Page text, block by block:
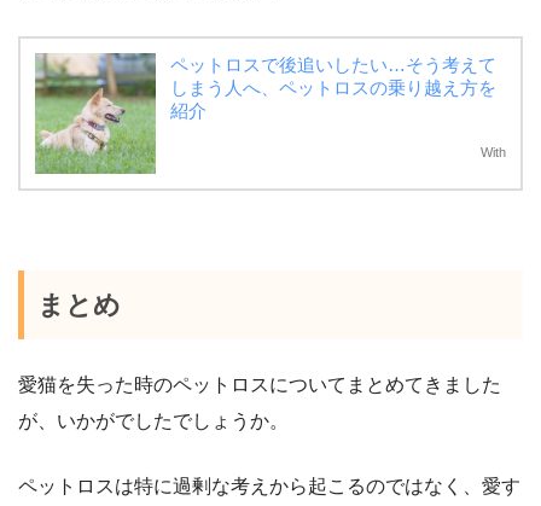
ペットロスで後追いしたい…そう考えて
しまう人へ、ペットロスの乗り越え方を
紹介
With
まとめ
愛猫を失った時のペットロスについてまとめてきました
が、いかがでしたでしょうか。
ペットロスは特に過剰な考えから起こるのではなく、愛す